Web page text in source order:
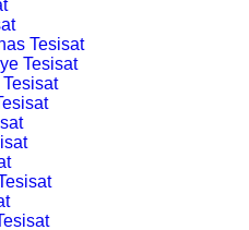
Tesisat
Tesisat